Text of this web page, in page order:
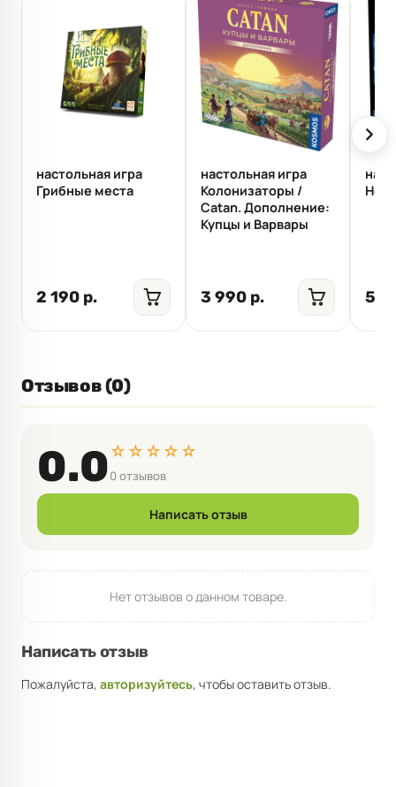
настольная игра
Грибные места
2 190 р.
настольная игра
Колонизаторы /
Catan. Дополнение:
Купцы и Варвары
3 990 р. 5
Отзывов (0)
0.0☆☆☆☆☆
0 отзывов
Написать отзыв
Нет отзывов о данном товаре.
Написать отзыв
Пожалуйста, авторизуйтесь, чтобы оставить отзыв.